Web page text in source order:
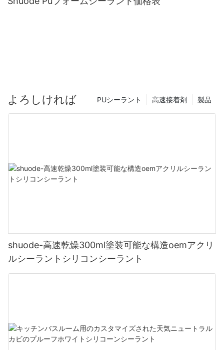
よろしければ 製品
高速接着剤
PUシーラント
shuode-高速乾燥300ml塗装可能な構造oemアクリ
ルシーラントシリコンシーラント